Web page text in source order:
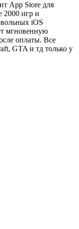
App Store для
2000 игр и
iOS
мгновенную
оплаты. Все
GTA и тд только у